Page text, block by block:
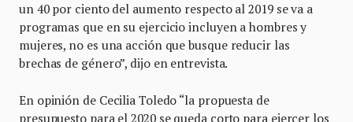
un 40 por ciento del aumento respecto al 2019 se va a
programas que en su ejercicio incluyen a hombres y
mujeres, no es una acción que busque reducir las
brechas de género”, dijo en entrevista.
En opinión de Cecilia Toledo “la propuesta de
presupuesto para el 2020 se queda corto para ejercer los